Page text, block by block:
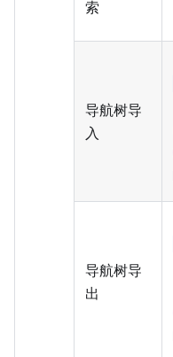
索
导航树导
入
导航树导
出